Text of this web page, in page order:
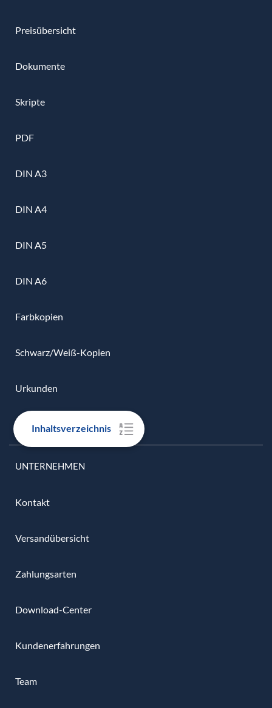
Inhaltsverzeichnis
Preisübersicht
Dokumente
Skripte
PDF
DIN A3
DIN A4
DIN A5
DIN A6
Farbkopien
Schwarz/Weiß-Kopien
Urkunden
Zertifikate
UNTERNEHMEN
Kontakt
Versandübersicht
Zahlungsarten
Download-Center
Kundenerfahrungen
Team